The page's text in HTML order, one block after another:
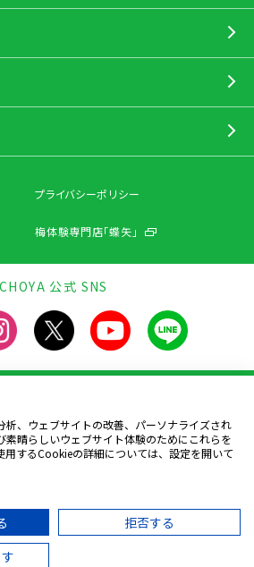
プライバシーポリシー
梅体験専門店「蝶矢」
CHOYA 公式 SNS
ら。飲酒運転は法律で禁止されています。
量を。飲んだあとはリサイクルへ。
期の飲酒は、胎児・幼児の発育に
を与えるおそれがあります。
All Rights Reserved.
析、ウェブサイトの改善、パーソナライズされ
素晴らしいウェブサイト体験のためにこれらを
用するCookieの詳細については、設定を開いて
拒否する